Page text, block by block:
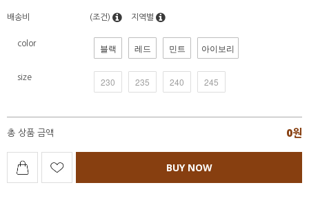
배송비 (조건) 지역별
color 블랙 레드 민트 아이보리
size 230 235 240 245
총 상품 금액 0원
BUY NOW